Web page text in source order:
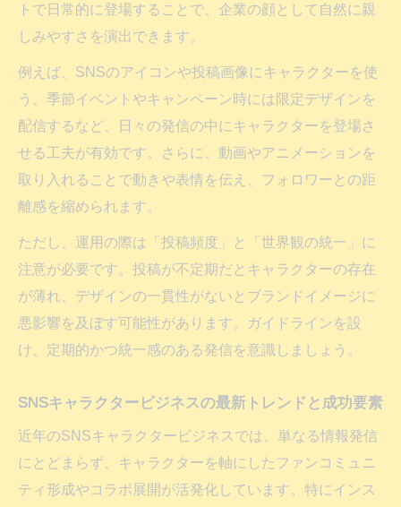
SNS運用で企業キャラクターの魅力を最大
化する工夫
企業キャラクター人気が高まるSNS投稿の
作り方
企業キャラクター活用が生む新たなキャラ
クタービジネス
企業キャラクターが親しみを持たれるSNS
運用の秘訣
SNSキャラクタービジネスで重視すべきキ
ャラ設定と表現
SNS運用で企業キャラクターの信頼を築く
トで日常的に登場することで、企業の顔として自然に親
しみやすさを演出できます。
例えば、SNSのアイコンや投稿画像にキャラクターを使
う、季節イベントやキャンペーン時には限定デザインを
配信するなど、日々の発信の中にキャラクターを登場さ
せる工夫が有効です。さらに、動画やアニメーションを
取り入れることで動きや表情を伝え、フォロワーとの距
離感を縮められます。
ただし、運用の際は「投稿頻度」と「世界観の統一」に
注意が必要です。投稿が不定期だとキャラクターの存在
が薄れ、デザインの一貫性がないとブランドイメージに
悪影響を及ぼす可能性があります。ガイドラインを設
け、定期的かつ統一感のある発信を意識しましょう。
SNSキャラクタービジネスの最新トレンドと成功要素
近年のSNSキャラクタービジネスでは、単なる情報発信
にとどまらず、キャラクターを軸にしたファンコミュニ
ティ形成やコラボ展開が活発化しています。特にインス